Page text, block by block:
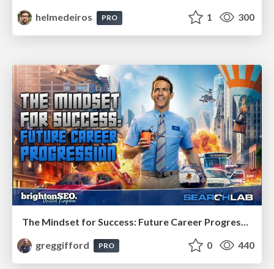
helmedeiros
PRO 1 300
The Mindset for Success: Future Career Progression
greggifford
PRO 0 440